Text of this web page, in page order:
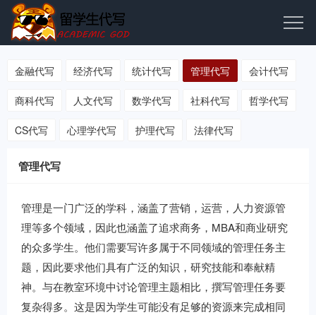
金融代写 经济代写 统计代写 管理代写 会计代写
商科代写 人文代写 数学代写 社科代写 哲学代写
CS代写 心理学代写 护理代写 法律代写
管理代写
管理是一门广泛的学科，涵盖了营销，运营，人力资源管
理等多个领域，因此也涵盖了追求商务，MBA和商业研究
的众多学生。他们需要写许多属于不同领域的管理任务主
题，因此要求他们具有广泛的知识，研究技能和奉献精
神。与在教室环境中讨论管理主题相比，撰写管理任务要
复杂得多。这是因为学生可能没有足够的资源来完成相同